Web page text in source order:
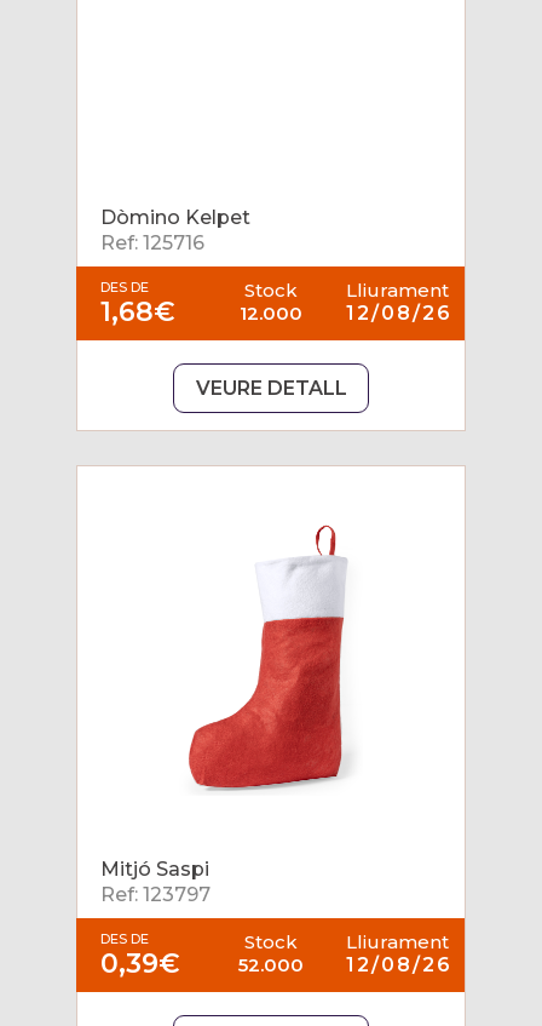
Dòmino Kelpet
Ref: 125716
DES DE
1,68€
Stock
12.000
Lliurament
12/08/26
VEURE DETALL
Mitjó Saspi
Ref: 123797
DES DE
0,39€
Stock
52.000
Lliurament
12/08/26